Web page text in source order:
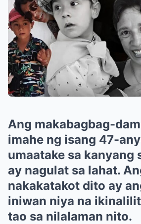
Ang makabagbag-
imahe ng isang 47-
umaatake sa kanyang
ay nagulat sa lahat.
nakakatakot dito ay
iniwan niya na
tao sa nilalaman nito.